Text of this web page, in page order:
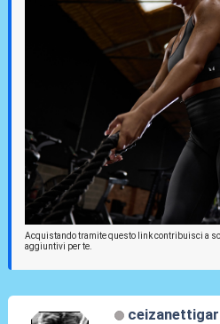
Acquistando tramite questo link contribuisci a
aggiuntivi per te.